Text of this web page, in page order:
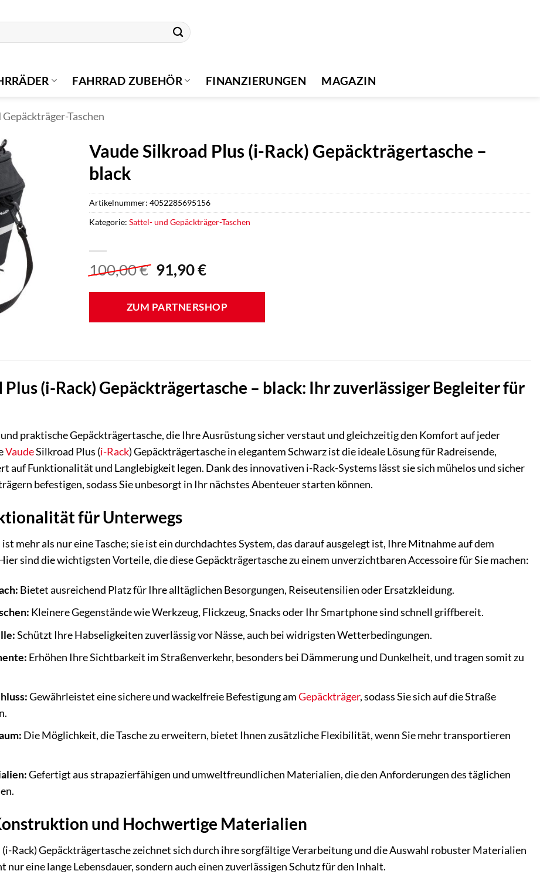
FAHRRAD ZUBEHÖR FINANZIERUNGEN MAGAZIN
Taschen
Vaude Silkroad Plus (i-Rack) Gepäckträgertasche –
black
100,00€ Ursprünglicher
war:
100,00 €
91,90€Aktueller
ist:
91,90 €.
ZUM PARTNERSHOP
Artikelnummer: 4052285695156
Kategorie: Sattel- und Gepäckträger-Taschen
Plus (i-Rack) Gepäckträgertasche – black: Ihr zuverlässiger Begleiter für
praktische Gepäckträgertasche, die Ihre Ausrüstung sicher verstaut und gleichzeitig den Komfort auf jeder
VaudeSilkroad Plus (i-Rack) Gepäckträgertasche in elegantem Schwarz ist die ideale Lösung für Radreisende,
auf Funktionalität und Langlebigkeit legen. Dank des innovativen i-Rack-Systems lässt sie sich mühelos und sicher
befestigen, sodass Sie unbesorgt in Ihr nächstes Abenteuer starten können.
für Unterwegs
mehr als nur eine Tasche; sie ist ein durchdachtes System, das darauf ausgelegt ist, Ihre Mitnahme auf dem
sind die wichtigsten Vorteile, die diese Gepäckträgertasche zu einem unverzichtbaren Accessoire für Sie machen:
Bietet ausreichend Platz für Ihre alltäglichen Besorgungen, Reiseutensilien oder Ersatzkleidung.
Kleinere Gegenstände wie Werkzeug, Flickzeug, Snacks oder Ihr Smartphone sind schnell griffbereit.
Schützt Ihre Habseligkeiten zuverlässig vor Nässe, auch bei widrigsten Wetterbedingungen.
Erhöhen Ihre Sichtbarkeit im Straßenverkehr, besonders bei Dämmerung und Dunkelheit, und tragen somit zu
Gewährleistet eine sichere und wackelfreie Befestigung amGepäckträger, sodass Sie sich auf die Straße
Die Möglichkeit, die Tasche zu erweitern, bietet Ihnen zusätzliche Flexibilität, wenn Sie mehr transportieren
Gefertigt aus strapazierfähigen und umweltfreundlichen Materialien, die den Anforderungen des täglichen
und Hochwertige Materialien
(i-Rack) Gepäckträgertasche zeichnet sich durch ihre sorgfältige Verarbeitung und die Auswahl robuster Materialien
nur eine lange Lebensdauer, sondern auch einen zuverlässigen Schutz für den Inhalt.